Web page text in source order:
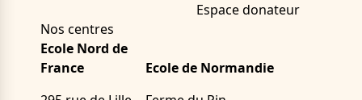
Espace donateur
Nos centres
Ecole Nord de
France
Ecole de Normandie